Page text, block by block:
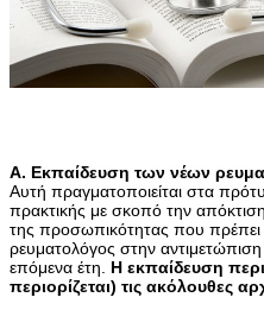
Α. Εκπαίδευση των νέων
Αυτή πραγματοποιείται στα
πρακτικής με σκοπό την
της προσωπικότητας που πρέπει
ρευματολόγος στην
επόμενα έτη. Η εκπαίδευση
περιορίζεται) τις ακόλουθες